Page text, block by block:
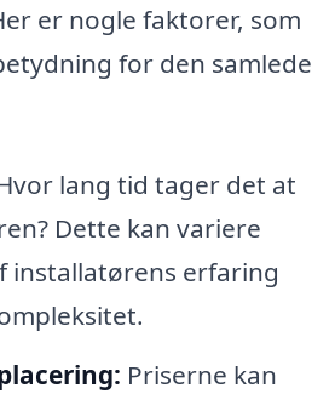
er nogle faktorer, som
for den samlede
lang tid tager det at
Dette kan variere
installatørens erfaring
Priserne kan